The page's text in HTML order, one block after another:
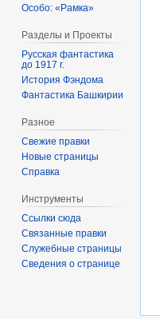
Особо: «Рамка»
Разделы и Проекты
Русская фантастика
до 1917 г.
История Фэндома
Фантастика Башкирии
Разное
Свежие правки
Новые страницы
Справка
Инструменты
Ссылки сюда
Связанные правки
Служебные страницы
Сведения о странице